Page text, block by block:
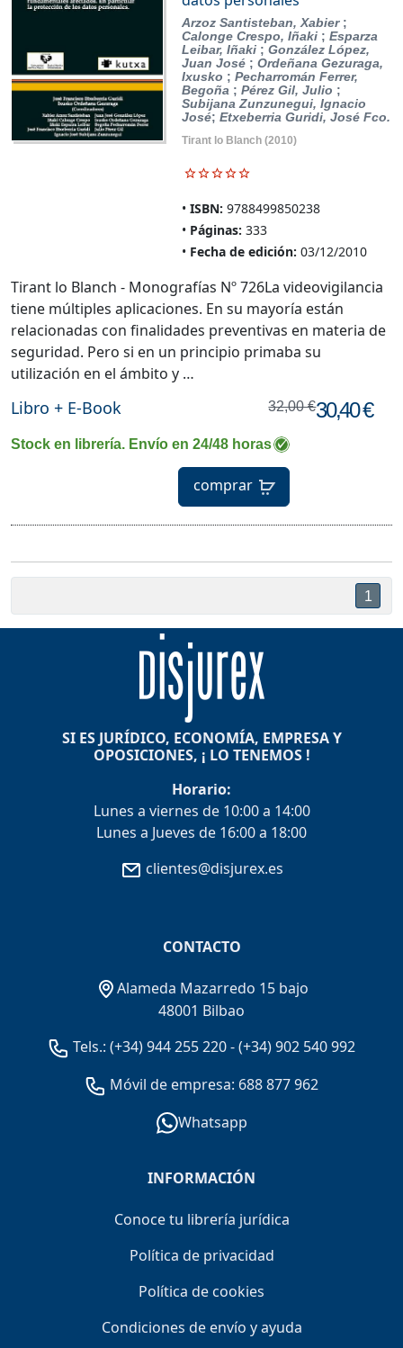
Arzoz Santisteban, Xabier ;
Calonge Crespo, Iñaki ; Esparza
Leibar, Iñaki ; González López,
Juan José ; Ordeñana Gezuraga,
Ixusko ; Pecharromán Ferrer,
Begoña ; Pérez Gil, Julio ;
Subijana Zunzunegui, Ignacio
José; Etxeberria Guridi, José Fco.
Tirant lo Blanch(2010)
ISBN: 9788499850238
Páginas: 333
Fecha de edición: 03/12/2010
Libro + E-Book 32,00 €30,40 €
Stock en librería. Envío en 24/48 horas
comprar
Tirant lo Blanch - Monografías Nº 726La videovigilancia
tiene múltiples aplicaciones. En su mayoría están
relacionadas con finalidades preventivas en materia de
seguridad. Pero si en un principio primaba su
utilización en el ámbito y …
1
SI ES JURÍDICO, ECONOMÍA, EMPRESA Y
OPOSICIONES, ¡ LO TENEMOS !
Horario:
Lunes a viernes de 10:00 a 14:00
Lunes a Jueves de 16:00 a 18:00
clientes@disjurex.es
CONTACTO
Alameda Mazarredo 15 bajo
48001 Bilbao
Tels.: (+34) 944 255 220-(+34) 902 540 992
Móvil de empresa: 688 877 962
Whatsapp
INFORMACIÓN
Conoce tu librería jurídica
Política de privacidad
Política de cookies
Condiciones de envío y ayuda